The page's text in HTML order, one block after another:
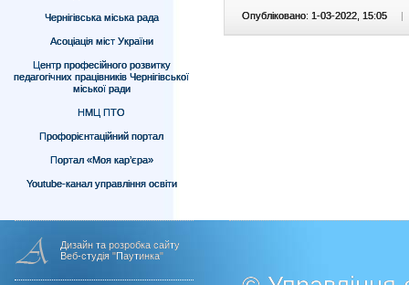
Чернігівська міська рада
Асоціація міст України
Центр професійного розвитку
педагогічних працівників Чернігівської
міської ради
НМЦ ПТО
Профорієнтаційний портал
Портал «Моя кар’єра»
Youtube-канал управління освіти
Опубліковано: 1-03-2022, 15:05 |
Дизайн та розробка сайту
Веб-студія "Паутинка"